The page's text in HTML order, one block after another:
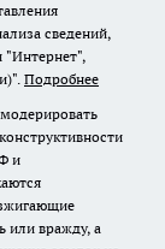
сведений,
"Интернет",
Подробнее
и
или вражду, а